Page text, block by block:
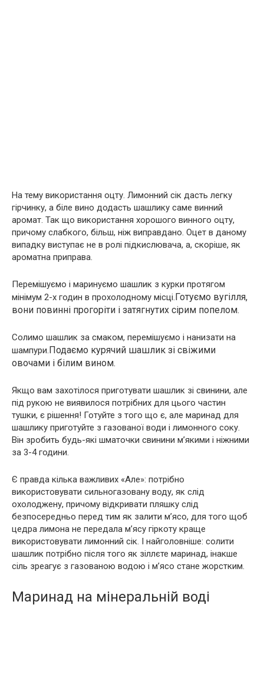
На тему використання оцту. Лимонний сік дасть легку
гірчинку, а біле вино додасть шашлику саме винний
аромат. Так що використання хорошого винного оцту,
причому слабкого, більш, ніж виправдано. Оцет в даному
випадку виступає не в ролі підкислювача, а, скоріше, як
ароматна приправа.
Перемішуємо і маринуємо шашлик з курки протягом
мінімум 2-х годин в прохолодному місці. Готуємо вугілля,
вони повинні прогоріти і затягнутих сірим попелом.
Солимо шашлик за смаком, перемішуємо і нанизати на
шампури. Подаємо курячий шашлик зі свіжими
овочами і білим вином.
Якщо вам захотілося приготувати шашлик зі свинини, але
під рукою не виявилося потрібних для цього частин
тушки, є рішення! Готуйте з того що є, але маринад для
шашлику приготуйте з газованої води і лимонного соку.
Він зробить будь-які шматочки свинини м’якими і ніжними
за 3-4 години.
Є правда кілька важливих «Але»: потрібно
використовувати сильногазовану воду, як слід
охолоджену, причому відкривати пляшку слід
безпосередньо перед тим як залити м’ясо, для того щоб
цедра лимона не передала м’ясу гіркоту краще
використовувати лимонний сік. І найголовніше: солити
шашлик потрібно після того як зіллєте маринад, інакше
сіль зреагує з газованою водою і м’ясо стане жорстким.
Маринад на мінеральній воді